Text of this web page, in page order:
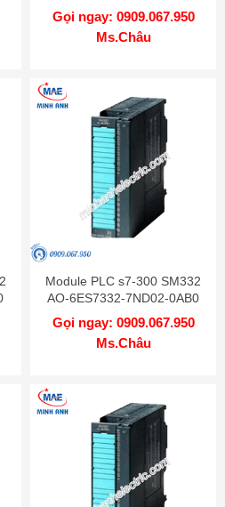
Gọi ngay: 0909.067.950
Ms.Châu
Module PLC s7-300 SM332
AO-6ES7332-7ND02-0AB0
Gọi ngay: 0909.067.950
Ms.Châu